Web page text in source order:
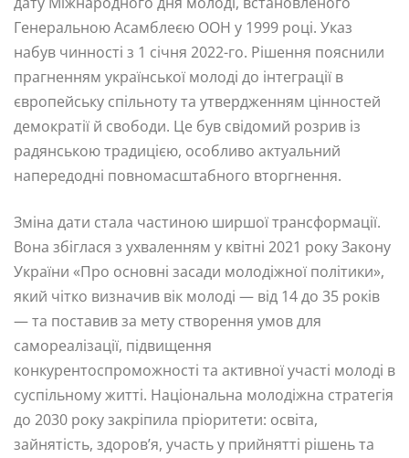
Генеральною Асамблеєю ООН у 1999 році. Указ
набув чинності з 1 січня 2022-го. Рішення пояснили
прагненням української молоді до інтеграції в
європейську спільноту та утвердженням цінностей
демократії й свободи. Це був свідомий розрив із
радянською традицією, особливо актуальний
напередодні повномасштабного вторгнення.
Зміна дати стала частиною ширшої трансформації.
Вона збіглася з ухваленням у квітні 2021 року Закону
України «Про основні засади молодіжної політики»,
який чітко визначив вік молоді — від 14 до 35 років
— та поставив за мету створення умов для
самореалізації, підвищення
конкурентоспроможності та активної участі молоді в
суспільному житті. Національна молодіжна стратегія
до 2030 року закріпила пріоритети: освіта,
зайнятість, здоров’я, участь у прийнятті рішень та